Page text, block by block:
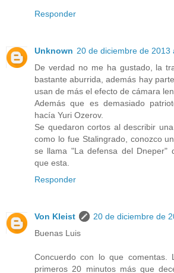
Responder
Unknown 20 de diciembre de 2013
De verdad no me ha gustado, la
bastante aburrida, además hay
usan de más el efecto de cámara
Además que es demasiado
hacía Yuri Ozerov.
Se quedaron cortos al describir
como lo fue Stalingrado, conozco
se llama "La defensa del Dneper"
que esta.
Responder
Von Kleist
20 de diciembre de
Buenas Luis
Concuerdo con lo que comentas.
primeros 20 minutos más que